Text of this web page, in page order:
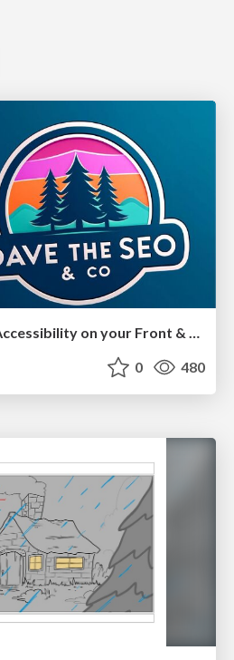
How to audit for AI Accessibility on your Front & Back End
0 480